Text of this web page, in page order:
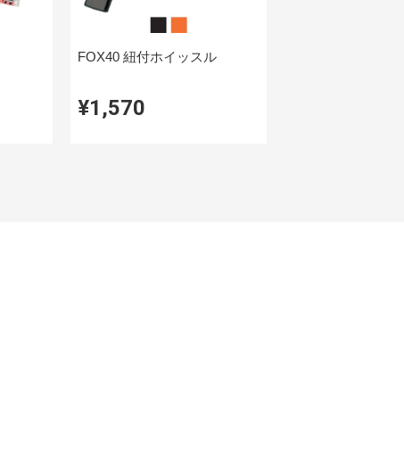
FOX40 紐付ホイッスル
¥1,570